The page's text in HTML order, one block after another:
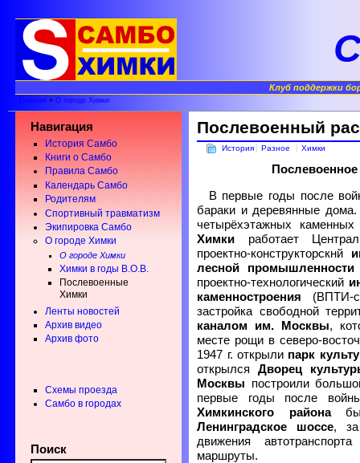
Клуб поддержки
Главная » О городе Химки
Навигация
История Самбо
Книги о Самбо
Правила Самбо
Календарь Самбо
Родителям
Спортивный травматизм
Экипировка Самбо
О городе Химки
О городе Химки
Химки в годы В.О.В.
Послевоенные
Химки
Ленты новостей
Архив видео
Архив фото
Схемы проезда
Самбо в городах
Поиск
Послевоенный
История Разное Химки
Послевоенное
В первые годы после
бараки и деревянные
четырёхэтажных
Химки работает
проектно-конструкторскнй
лесной промышленности
проектно-технологический
каменностроения (ВПТИ-
застройка свободной
каналом им. Москвы,
месте рощи в северо-
1947 г. открыли парк
открылсяДворец
Москвы построили
первые годы после
Химкинского района
Ленинградское шоссе, за
движения
маршруты.